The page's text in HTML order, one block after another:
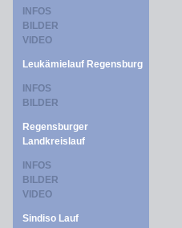
INFOS
BILDER
VIDEO
Leukämielauf Regensburg
INFOS
BILDER
Regensburger
Landkreislauf
INFOS
BILDER
VIDEO
Sindiso Lauf